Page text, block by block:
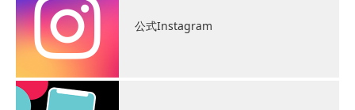
公式Instagram